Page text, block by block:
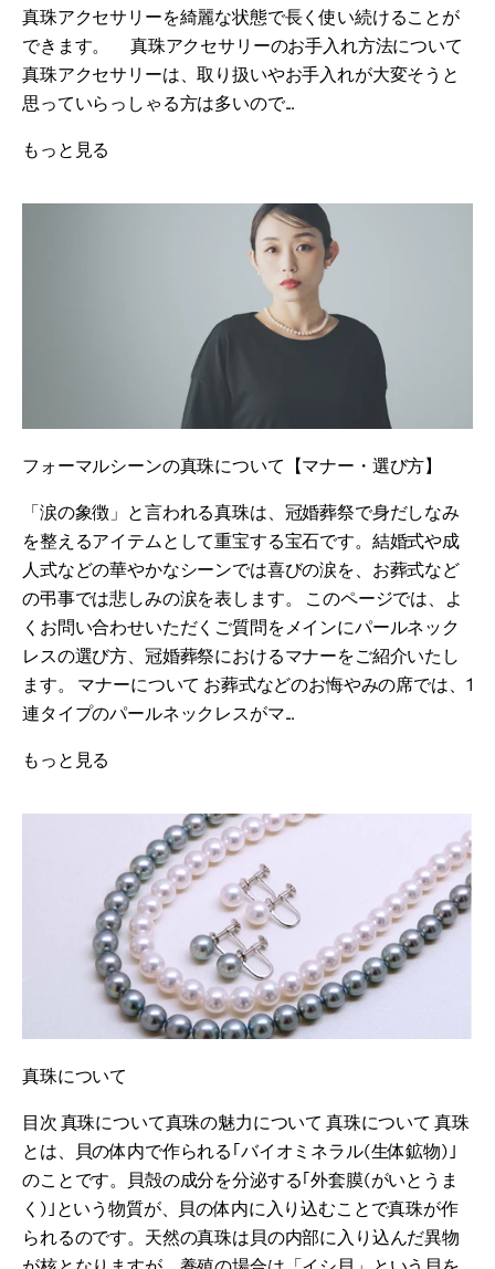
真珠アクセサリーを綺麗な状態で長く使い続けることが
できます。 真珠アクセサリーのお手入れ方法について
真珠アクセサリーは、取り扱いやお手入れが大変そうと
思っていらっしゃる方は多いので...
もっと見る
フォーマルシーンの真珠について【マナー・選び方】
「涙の象徴」と言われる真珠は、冠婚葬祭で身だしなみ
を整えるアイテムとして重宝する宝石です。結婚式や成
人式などの華やかなシーンでは喜びの涙を、お葬式など
の弔事では悲しみの涙を表します。 このページでは、よ
くお問い合わせいただくご質問をメインにパールネック
レスの選び方、冠婚葬祭におけるマナーをご紹介いたし
ます。 マナーについて お葬式などのお悔やみの席では、1
連タイプのパールネックレスがマ...
もっと見る
真珠について
目次 真珠について真珠の魅力について 真珠について 真珠
とは、貝の体内で作られる｢バイオミネラル(生体鉱物)｣
のことです。貝殻の成分を分泌する｢外套膜(がいとうま
く)｣という物質が、貝の体内に入り込むことで真珠が作
られるのです。天然の真珠は貝の内部に入り込んだ異物